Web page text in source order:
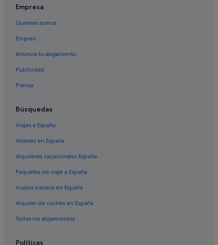
West End hoteles
Centro de Vancouver hoteles
East Vancouver hoteles
B&B en Vancouver
Hoteles boutique en Centro de Vancouver
Davie Village hoteles
Kitsilano hoteles
Riley Park hoteles
Downtown Eastside hoteles
Casas de campo en Vancouver
Marpole hoteles
Empresa
Quiénes somos
Empleo
Anuncia tu alojamiento
Publicidad
Prensa
Búsquedas
Viajes a España
Hoteles en España
Alquileres vacacionales España
Paquetes de viaje a España
Vuelos baratos en España
Alquiler de coches en España
Todos los alojamientos
Políticas